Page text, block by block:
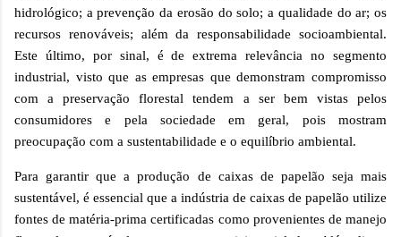
hidrológico; a prevenção da erosão do solo; a qualidade do ar; os
recursos renováveis; além da responsabilidade socioambiental.
Este último, por sinal, é de extrema relevância no segmento
industrial, visto que as empresas que demonstram compromisso
com a preservação florestal tendem a ser bem vistas pelos
consumidores e pela sociedade em geral, pois mostram
preocupação com a sustentabilidade e o equilíbrio ambiental.
Para garantir que a produção de caixas de papelão seja mais
sustentável, é essencial que a indústria de caixas de papelão utilize
fontes de matéria-prima certificadas como provenientes de manejo